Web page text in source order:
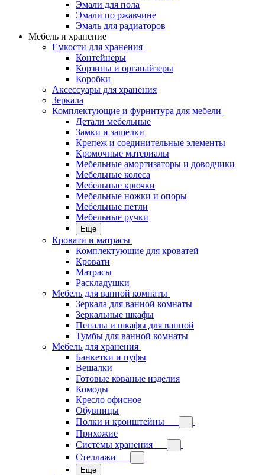
Эмали для пола
Эмали по ржавчине
Эмаль для радиаторов
Мебель и хранение
Емкости для хранения
Контейнеры
Корзины и органайзеры
Коробки
Аксессуары для хранения
Зеркала
Комплектующие и фурнитура для мебели
Детали мебельные
Замки и защелки
Крепеж и соединительные элементы
Кромочные материалы
Мебельные амортизаторы и доводчики
Мебельные колеса
Мебельные крючки
Мебельные ножки и опоры
Мебельные петли
Мебельные ручки
Еще
Кровати и матрасы
Комплектующие для кроватей
Кровати
Матрасы
Раскладушки
Мебель для ванной комнаты
Зеркала для ванной комнаты
Зеркальные шкафы
Пеналы и шкафы для ванной
Тумбы для ванной комнаты
Мебель для хранения
Банкетки и пуфы
Вешалки
Готовые кованые изделия
Комоды
Кресло офисное
Обувницы
Полки и кронштейны
Прихожие
Системы хранения
Стеллажи
Еще